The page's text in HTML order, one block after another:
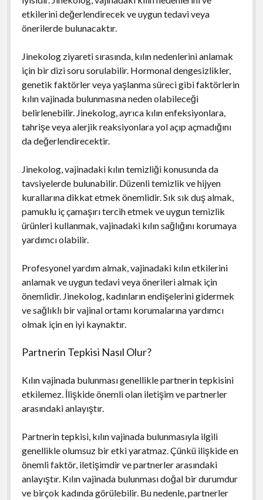
etkilerini değerlendirecek ve uygun tedavi veya
önerilerde bulunacaktır.
Jinekolog ziyareti sırasında, kılın nedenlerini anlamak
için bir dizi soru sorulabilir. Hormonal dengesizlikler,
genetik faktörler veya yaşlanma süreci gibi faktörlerin
kılın vajinada bulunmasına neden olabileceği
belirlenebilir. Jinekolog, ayrıca kılın enfeksiyonlara,
tahrişe veya alerjik reaksiyonlara yol açıp açmadığını
da değerlendirecektir.
Jinekolog, vajinadaki kılın temizliği konusunda da
tavsiyelerde bulunabilir. Düzenli temizlik ve hijyen
kurallarına dikkat etmek önemlidir. Sık sık duş almak,
pamuklu iç çamaşırı tercih etmek ve uygun temizlik
ürünleri kullanmak, vajinadaki kılın sağlığını korumaya
yardımcı olabilir.
Profesyonel yardım almak, vajinadaki kılın etkilerini
anlamak ve uygun tedavi veya önerileri almak için
önemlidir. Jinekolog, kadınların endişelerini gidermek
ve sağlıklı bir vajinal ortamı korumalarına yardımcı
olmak için en iyi kaynaktır.
Partnerin Tepkisi Nasıl Olur?
Kılın vajinada bulunması genellikle partnerin tepkisini
etkilemez. İlişkide önemli olan iletişim ve partnerler
arasındaki anlayıştır.
Partnerin tepkisi, kılın vajinada bulunmasıyla ilgili
genellikle olumsuz bir etki yaratmaz. Çünkü ilişkide en
önemli faktör, iletişimdir ve partnerler arasındaki
anlayıştır. Kılın vajinada bulunması doğal bir durumdur
ve birçok kadında görülebilir. Bu nedenle, partnerler